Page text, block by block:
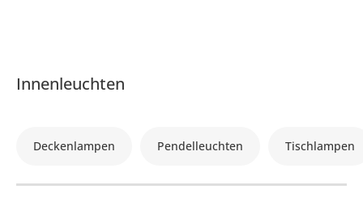
Innenleuchten
Deckenlampen Pendelleuchten Tischlampen